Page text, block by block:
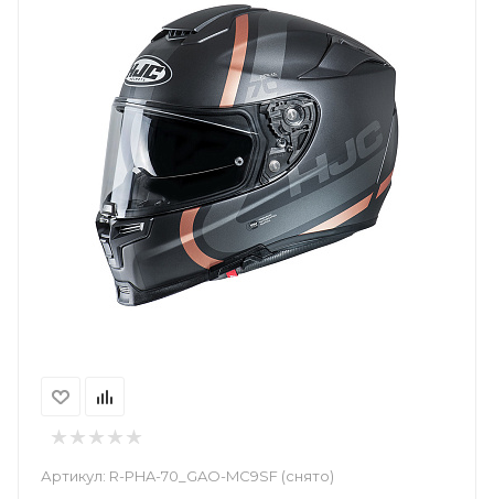
Артикул: R-PHA-70_GAO-MC9SF (снято)